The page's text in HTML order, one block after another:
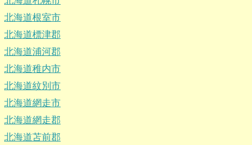
北海道根室市
北海道標津郡
北海道浦河郡
北海道稚内市
北海道紋別市
北海道網走市
北海道網走郡
北海道苫前郡